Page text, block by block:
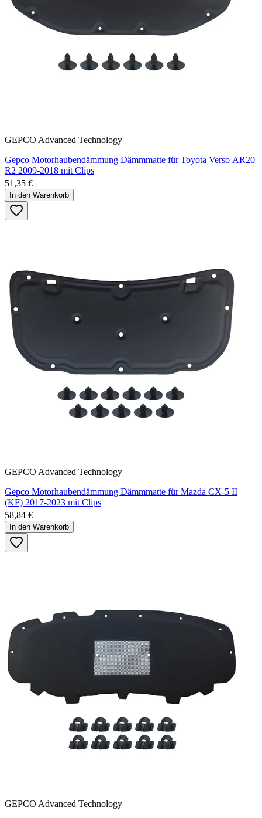
GEPCO Advanced Technology
Gepco Motorhaubendämmung Dämmmatte für Toyota Verso AR20
R2 2009-2018 mit Clips
51,35 €
In den Warenkorb
GEPCO Advanced Technology
Gepco Motorhaubendämmung Dämmmatte für Mazda CX-5 II
(KF) 2017-2023 mit Clips
58,84 €
In den Warenkorb
GEPCO Advanced Technology